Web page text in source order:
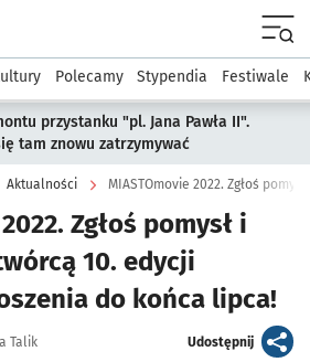
podserwis: Kultura
Polecamy Stypendia Festiwale
przystanku "pl. Jana Pawła II".
tam znowu zatrzymywać
Aktualności
Zgłoś pomysł i
10. edycji
do końca lipca!
Talik Udostępnijartykuł